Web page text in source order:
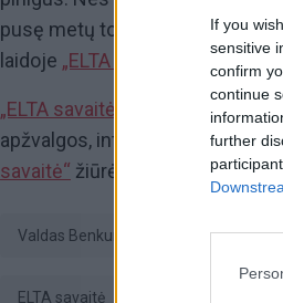
If you
sensitive
confirm
continue
further
pusę metų tokia infrastruktūra
laidoje „ELTA savaitė“ teigė V.
„ELTA savaitė“
– svarbiausių
apžvalgos, interviu bei
savaitė“ žiūrėkite kiekvieną
Valdas Benkunskas
ELTA savaitė